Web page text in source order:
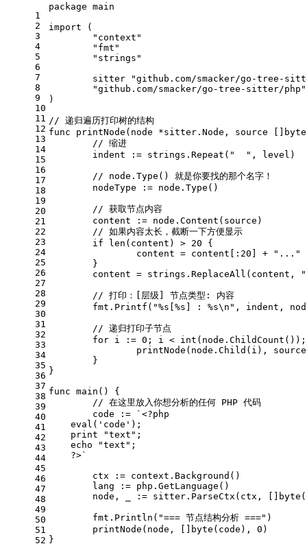
1
2
3
4
5
6
7
8
9
10
11
12
13
14
15
16
17
18
19
20
21
22
23
24
25
26
27
28
29
30
31
32
33
34
35
36
37
38
39
40
41
42
43
44
45
46
47
48
49
50
51
52
package main
import (
"context"
"fmt"
"strings"
	sitter
"github.com/smacker/go-tree-
"github.com/smacker/go-tree-sitter/php"
)
// 递归遍历打印树的结构
func
printNode (node *sitter.Node, source [] byte
// 缩进
	indent := strings.Repeat(
"  " , level)
// node.Type() 就是你要找的那个名字！
	nodeType := node.Type()
// 获取节点内容
	content := node.Content(source)
// 如果内容太长，截断一下方便显示
if
len (content) > 20 {
		content = content[:
20 ] +
"..."
	}
	content = strings.ReplaceAll(content,
// 打印：[层级] 节点类型: 内容
	fmt.Printf(
"%s[%s] : %s\n" , indent,
// 递归打印子节点
for i := 0 ; i < int
printNode(node.Child(i),
	}
}
func main ()
{
// 在这里放入你想分析的任何 PHP 代码
	code :=
`<?php
    eval('code');
    print "text";
    echo "text";
    ?>`
	ctx := context.Background()
	lang := php.GetLanguage()
	node, _ := sitter.ParseCtx(ctx, []
byte
	fmt.Println(
"=== 节点结构分析 ===" )
	printNode(node, []
byte (code), 0 )
}